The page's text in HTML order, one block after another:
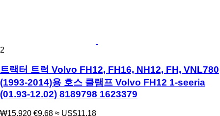
2
트랙터 트럭 Volvo FH12, FH16, NH12, FH, VNL780
(1993-2014)용 호스 클램프 Volvo FH12 1-seeria
(01.93-12.02) 8189798 1623379
₩15,920 €9.68 ≈ US$11.18